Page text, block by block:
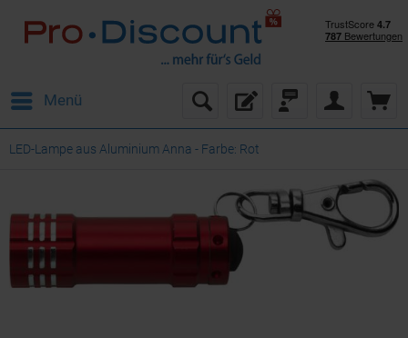
Menü
LED-Lampe aus Aluminium Anna - Farbe: Rot